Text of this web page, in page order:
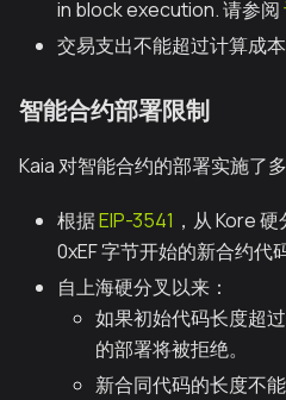
in block execution. 请参阅
交易支出不能超过计算成
智能合约部署限制
Kaia 对智能合约的部署实施了
根据EIP-3541 ，从 Kore
0xEF 字节开始的新合约代码
自上海硬分叉以来：
如果初始代码长度超
的部署将被拒绝。
新合同代码的长度不